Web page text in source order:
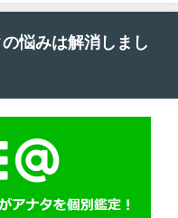
悩みは解消しまし